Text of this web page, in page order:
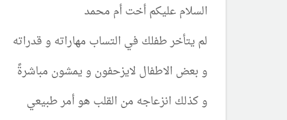
السلام عليكم أخت أم محمد
لم يتأخر طفلك في التساب مهاراته و قدراته
و بعض الاطفال لايزحفون و يمشون مباشرةً
و كذلك انزعاجه من القلب هو أمر طبيعي